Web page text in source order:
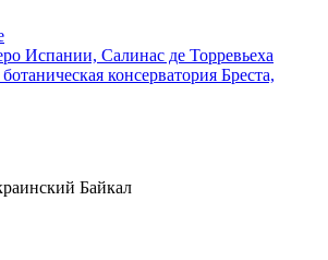
Испании, Салинас де Торревьеха
консерватория Бреста,